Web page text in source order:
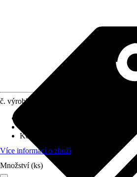
č. výrobku
Kód výrobku
Více informací o zboží
Množství (ks)